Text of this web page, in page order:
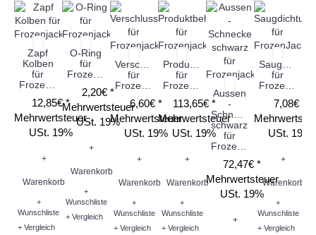
Zapf
Kolben
für
12,85€ *
Mehrwertsteuer
USt. 19%
+
Warenkorb
+
Wunschliste
+ Vergleich
O-Ring
für
Frozenjack
2,20€ *
Mehrwertsteuer
USt. 19%
+
Warenkorb
+
Wunschliste
+ Vergleich
Verschlusskappe
für
Frozenjack
6,60€ *
Mehrwertsteuer
USt. 19%
+
Warenkorb
+
Wunschliste
+ Vergleich
Produktbehälter
für
Frozenjack
113,65€ *
Mehrwertsteuer
USt. 19%
+
Warenkorb
+
Wunschliste
+ Vergleich
Aussen
-
Schnecke
schwarz
für
Frozenjack
72,47€ *
Mehrwertsteuer
USt. 19%
+
für
FrozenJack
7,08€ *
USt. 19%
+
Warenkorb
+
Wunschliste
+ Vergleich